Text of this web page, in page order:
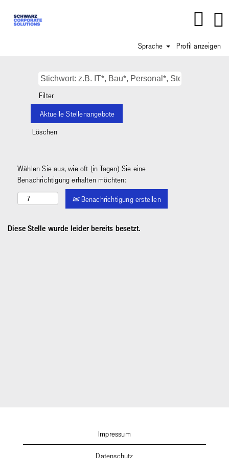
Sprache Profil anzeigen
Filter
Löschen
Wählen Sie aus, wie oft (in Tagen) Sie eine
Benachrichtigung erhalten möchten:
Benachrichtigung erstellen
Diese Stelle wurde leider bereits besetzt.
Impressum
Datenschutz